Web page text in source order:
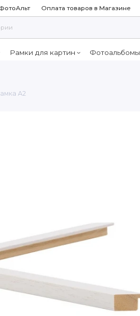
Оплата товаров в Магазине
Рамки для картин Фотоальбомы
А2